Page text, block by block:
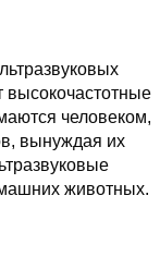
высокочастотные
человеком,
вынуждая их
животных.